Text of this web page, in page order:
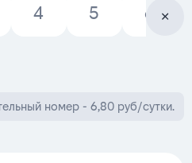
4 5 6
номер - 6,80 руб/сутки.